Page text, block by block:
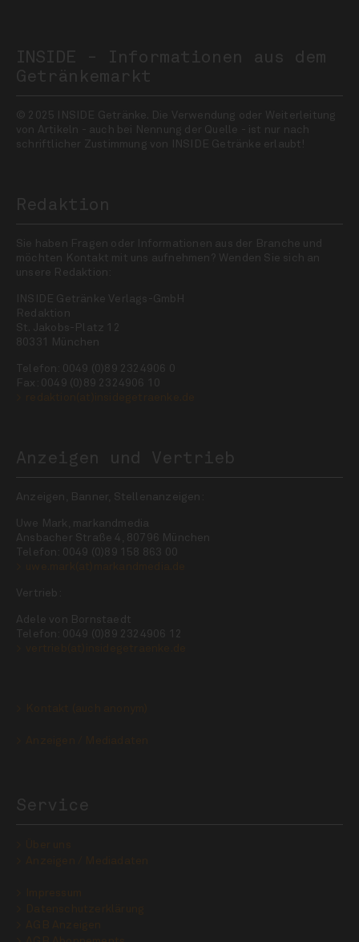
INSIDE - Informationen aus dem
Getränkemarkt
© 2025 INSIDE Getränke. Die Verwendung oder Weiterleitung
von Artikeln - auch bei Nennung der Quelle - ist nur nach
schriftlicher Zustimmung von INSIDE Getränke erlaubt!
Redaktion
Sie haben Fragen oder Informationen aus der Branche und
möchten Kontakt mit uns aufnehmen? Wenden Sie sich an
unsere Redaktion:
INSIDE Getränke Verlags-GmbH
Redaktion
St. Jakobs-Platz 12
80331 München
Telefon: 0049 (0)89 2324906 0
Fax: 0049 (0)89 2324906 10
Anzeigen und Vertrieb
Anzeigen, Banner, Stellenanzeigen:
Uwe Mark, markandmedia
Ansbacher Straße 4, 80796 München
Telefon: 0049 (0)89 158 863 00
Vertrieb:
Adele von Bornstaedt
Telefon: 0049 (0)89 2324906 12
Service